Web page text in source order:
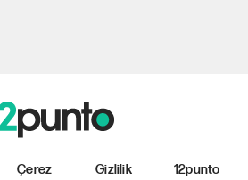
Çerez
Gizlilik
12punto